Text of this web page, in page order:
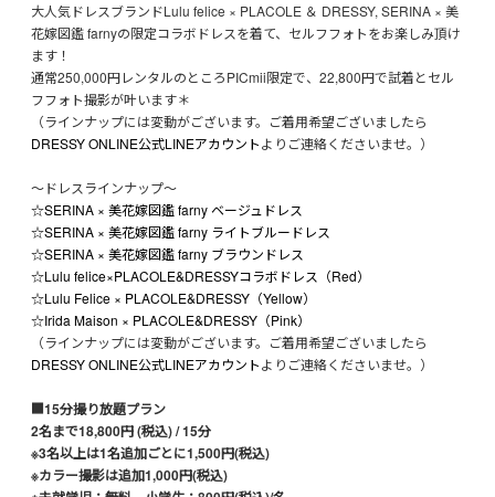
大人気ドレスブランドLulu felice × PLACOLE ＆ DRESSY, SERINA × 美
花嫁図鑑 farnyの限定コラボドレスを着て、セルフフォトをお楽しみ頂け
ます！
通常250,000円レンタルのところPICmii限定で、22,800円で試着とセル
フフォト撮影が叶います＊
（ラインナップには変動がございます。ご着用希望ございましたら
DRESSY ONLINE公式LINEアカウントよりご連絡くださいませ。）
〜ドレスラインナップ〜
☆SERINA × 美花嫁図鑑 farny ベージュドレス
☆SERINA × 美花嫁図鑑 farny ライトブルードレス
☆SERINA × 美花嫁図鑑 farny ブラウンドレス
☆Lulu felice×PLACOLE&DRESSYコラボドレス（Red）
☆Lulu Felice × PLACOLE&DRESSY（Yellow）
☆Irida Maison × PLACOLE&DRESSY（Pink）
（ラインナップには変動がございます。ご着用希望ございましたら
DRESSY ONLINE公式LINEアカウントよりご連絡くださいませ。）
■15分撮り放題プラン
2名まで18,800円 (税込) / 15分
※3名以上は1名追加ごとに1,500円(税込)
※カラー撮影は追加1,000円(税込)